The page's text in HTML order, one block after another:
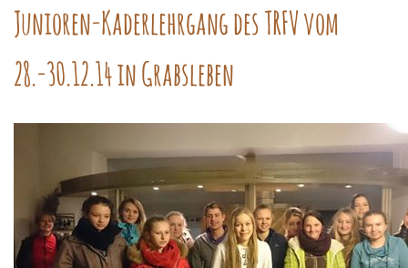
Junioren-Kaderlehrgang des TRFV vom
28.-30.12.14 in Grabsleben